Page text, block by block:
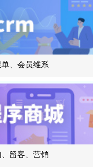
、会员维系
留客、营销